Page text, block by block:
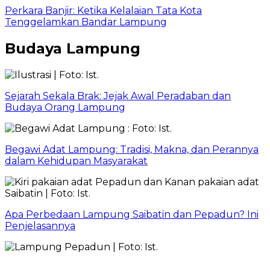
Perkara Banjir: Ketika Kelalaian Tata Kota
Tenggelamkan Bandar Lampung
Budaya Lampung
Sejarah Sekala Brak: Jejak Awal Peradaban dan
Budaya Orang Lampung
Begawi Adat Lampung: Tradisi, Makna, dan Perannya
dalam Kehidupan Masyarakat
Apa Perbedaan Lampung Saibatin dan Pepadun? Ini
Penjelasannya